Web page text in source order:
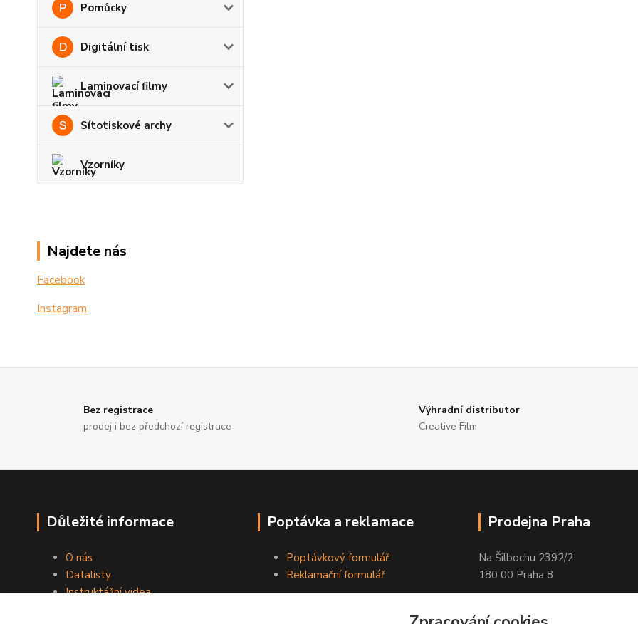
Pomůcky
Digitální tisk
Laminovací filmy
Sítotiskové archy
Vzorníky
Najdete nás
Facebook
Instagram
Bez registrace
prodej i bez předchozí registrace
Výhradní distributor
Creative Film
Důležité informace
O nás
Datalisty
Instruktážní videa
Poptávka a reklamace
Poptávkový formulář
Reklamační formulář
Prodejna Praha
Na Šilbochu 2392/2
180 00 Praha 8